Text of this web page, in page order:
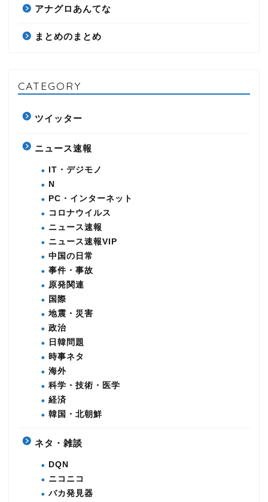
アナグロあんてな
まとめのまとめ
CATEGORY
ツイッター
ニュース速報
IT・デジモノ
N
PC・インターネット
コロナウイルス
ニュース速報
ニュース速報VIP
中国の日常
事件・事故
原発関連
国際
地震・災害
政治
日韓問題
時事ネタ
海外
科学・技術・医学
経済
韓国・北朝鮮
ネタ・雑談
DQN
ニコニコ
バカ発見器